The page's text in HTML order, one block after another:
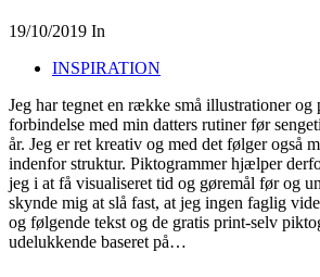
19/10/2019 In
INSPIRATION
Jeg har tegnet en række små illustrationer og
forbindelse med min datters rutiner før
år. Jeg er ret kreativ og med det følger også
indenfor struktur. Piktogrammer hjælper
jeg i at få visualiseret tid og gøremål før og
skynde mig at slå fast, at jeg ingen faglig
og følgende tekst og de gratis print-selv
udelukkende baseret på…